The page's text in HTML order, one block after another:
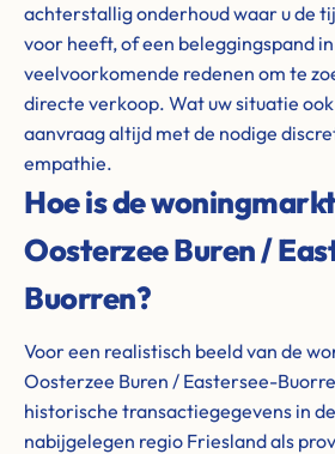
achterstallig onderhoud waar u de
voor heeft, of een beleggingspand
veelvoorkomende redenen om te
directe verkoop. Wat uw situatie
aanvraag altijd met de nodige
empathie.
Hoe is de
Oosterzee Buren /
Buorren?
Voor een realistisch beeld van de
Oosterzee Buren / Eastersee-
historische transactiegegevens in
nabijgelegen regio Friesland als